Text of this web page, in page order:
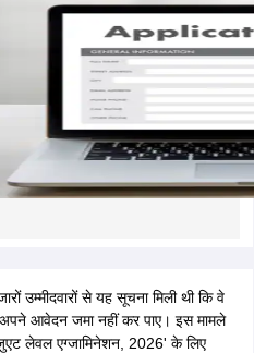
उम्मीदवारों से यह सूचना मिली थी कि वे
आवेदन जमा नहीं कर पाए। इस मामले
लेवल एग्जामिनेशन, 2026' के लिए